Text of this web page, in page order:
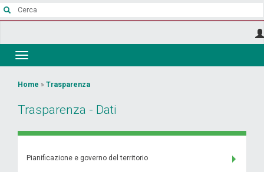
Salta
Toggle
navigation
Tu
sei
Home » Trasparenza
Trasparenza - Dati
Pianificazione e governo del territorio